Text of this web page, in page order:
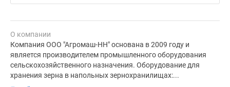
О компании
Компания ООО "Агромаш-НН" основана в 2009 году и
является производителем промышленного оборудования
сельскохозяйственного назначения. Оборудование для
хранения зерна в напольных зернохранилищах:...